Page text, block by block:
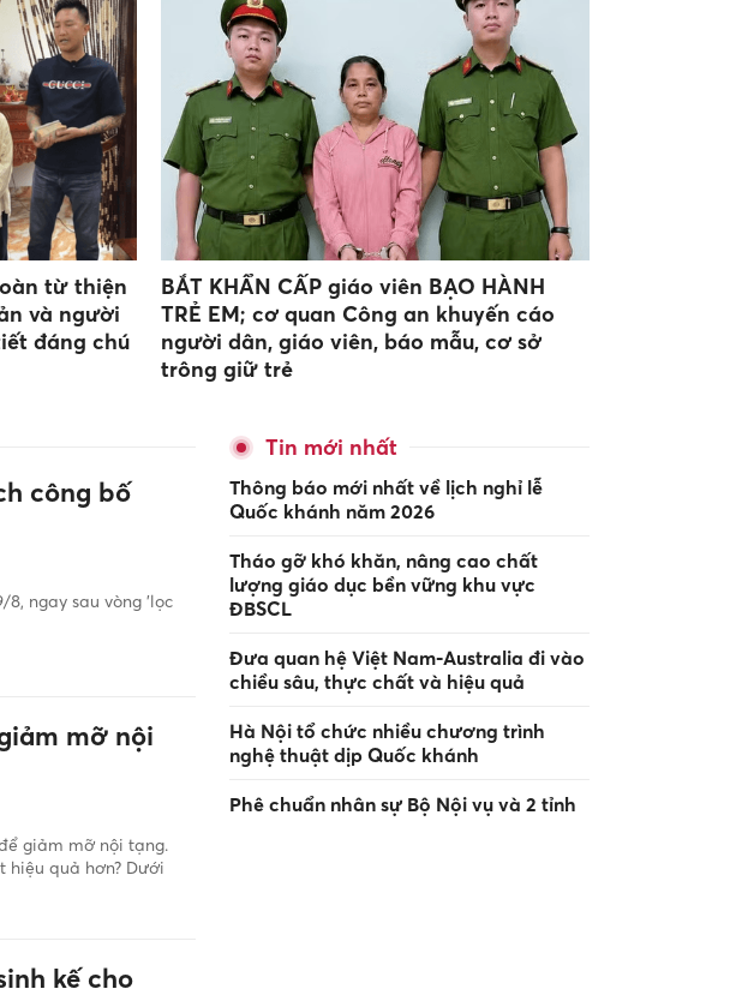
từ thiện
và người
đáng chú
BẮT KHẨN CẤP giáo viên BẠO HÀNH
TRẺ EM; cơ quan Công an khuyến cáo
người dân, giáo viên, báo mẫu, cơ sở
trông giữ trẻ
công bố
ngay sau vòng 'lọc
mỡ nội
giảm mỡ nội tạng.
hiệu quả hơn? Dưới
kế cho
Tin mới nhất
Thông báo mới nhất về lịch nghỉ lễ
Quốc khánh năm 2026
Tháo gỡ khó khăn, nâng cao chất
lượng giáo dục bền vững khu vực
ĐBSCL
Đưa quan hệ Việt Nam-Australia đi vào
chiều sâu, thực chất và hiệu quả
Hà Nội tổ chức nhiều chương trình
nghệ thuật dịp Quốc khánh
Phê chuẩn nhân sự Bộ Nội vụ và 2 tỉnh